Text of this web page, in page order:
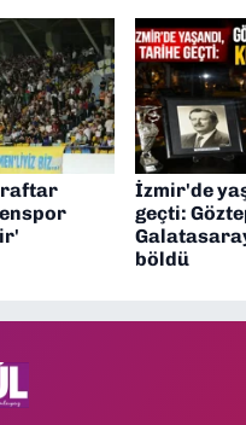
İzmir'de
geçti:
böldü